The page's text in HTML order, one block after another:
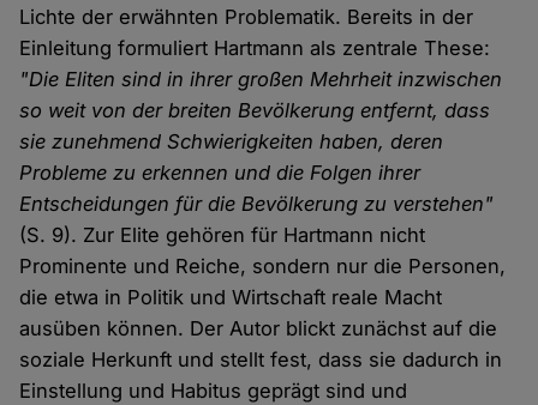
Lichte der erwähnten Problematik. Bereits in der
Einleitung formuliert Hartmann als zentrale These:
"Die Eliten sind in ihrer großen Mehrheit inzwischen
so weit von der breiten Bevölkerung entfernt, dass
sie zunehmend Schwierigkeiten haben, deren
Probleme zu erkennen und die Folgen ihrer
Entscheidungen für die Bevölkerung zu verstehen"
(S. 9). Zur Elite gehören für Hartmann nicht
Prominente und Reiche, sondern nur die Personen,
die etwa in Politik und Wirtschaft reale Macht
ausüben können. Der Autor blickt zunächst auf die
soziale Herkunft und stellt fest, dass sie dadurch in
Einstellung und Habitus geprägt sind und